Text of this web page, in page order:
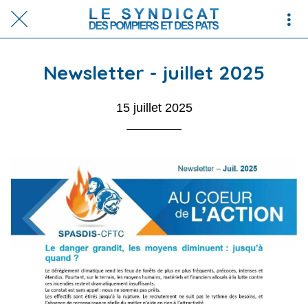
Newsletter - juillet 2025
15 juillet 2025